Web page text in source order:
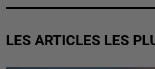
LES ARTICLES LES